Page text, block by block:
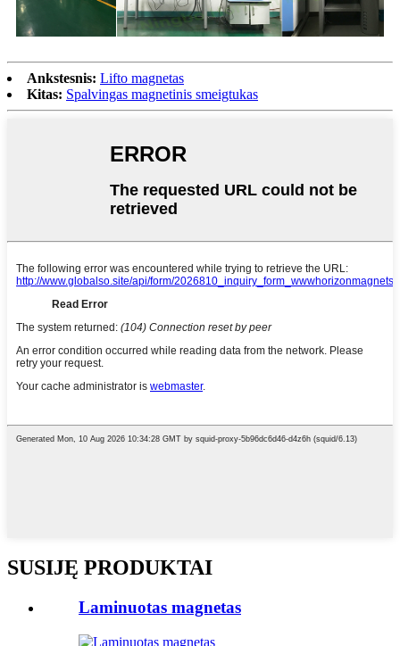
Ankstesnis: Lifto magnetas
Kitas: Spalvingas magnetinis smeigtukas
SUSIJĘ PRODUKTAI
Laminuotas magnetas